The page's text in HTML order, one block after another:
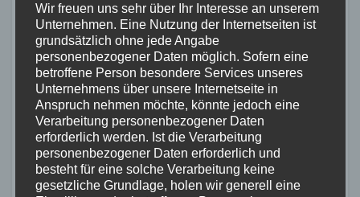
Im letzten Wort sagte Rausch leise:
„Menschen machen Fehler. Dieser war
nicht gut. Ich werde es mir zur Aufgabe
machen, mich der Drogenprävention zu
widmen.“
Den Abschluss gestaltete Helmut Groß,
stellvertretender Direktor des
Wir freuen uns sehr über Ihr Interesse an unserem
Unternehmen. Eine Nutzung der Internetseiten ist
grundsätzlich ohne jede Angabe
personenbezogener Daten möglich. Sofern eine
betroffene Person besondere Services unseres
Unternehmens über unsere Internetseite in
Anspruch nehmen möchte, könnte jedoch eine
Verarbeitung personenbezogener Daten
erforderlich werden. Ist die Verarbeitung
personenbezogener Daten erforderlich und
besteht für eine solche Verarbeitung keine
gesetzliche Grundlage, holen wir generell eine